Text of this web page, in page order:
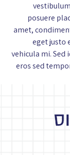
posuere
amet,
eget justo
vehicula mi.
eros sed